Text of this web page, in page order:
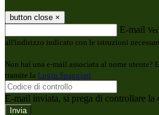
button close ×
E-mail
all'indirizzo indicato con le istruzioni
Non hai una e-mail associata al nome utente?
tramite la Login Spaggiari
E-mail inviata, si prega di controllare la